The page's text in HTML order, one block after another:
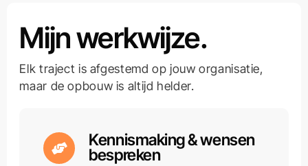
Mijn werkwijze.
Elk traject is afgestemd op jouw organisatie,
maar de opbouw is altijd helder.
Kennismaking & wensen
bespreken